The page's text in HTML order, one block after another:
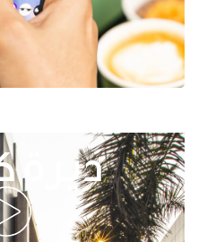
ديرة